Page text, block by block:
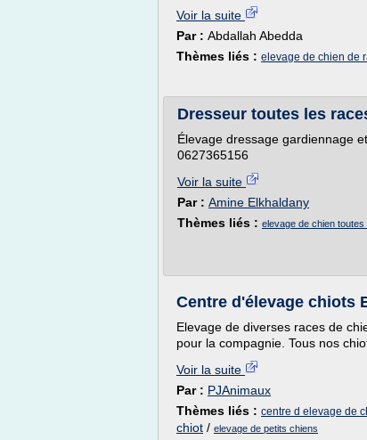
Voir la suite
Par : Abdallah Abedda
Thèmes liés : elevage de chien de
Dresseur toutes les
Élevage dressage gardiennage
0627365156
Voir la suite
Par : Amine Elkhaldany
Thèmes liés : elevage de chien toutes
Centre d'élevage chiots
Elevage de diverses races de
pour la compagnie. Tous nos
Voir la suite
Par : PJAnimaux
Thèmes liés : centre d elevage de
chiot / elevage de petits chiens